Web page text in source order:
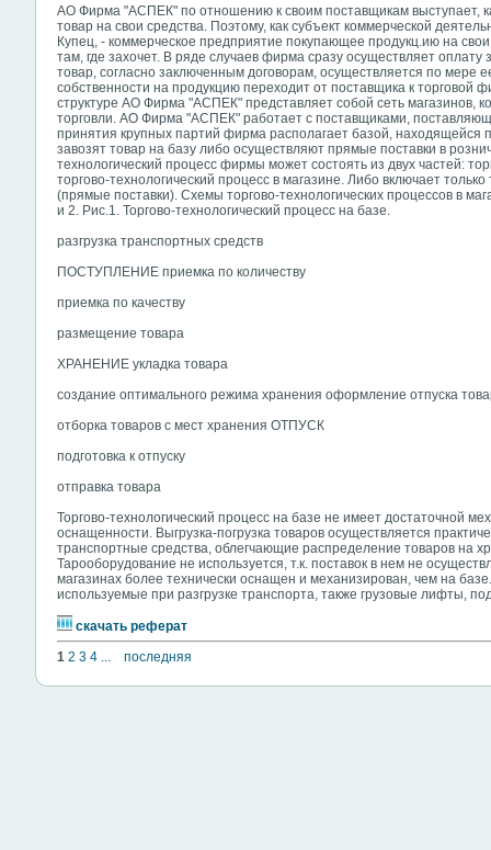
АО Фирма "АСПЕК" по отношению к своим поставщикам выступает,
товар на свои средства. Поэтому, как субъект коммерческой
Купец, - коммерческое предприятие покупающее продукц.ию на
там, где захочет. В ряде случаев фирма сразу осуществляет оплату
товар, согласно заключенным договорам, осуществляется по мере
собственности на продукцию переходит от поставщика к торговой
структуре АО Фирма "АСПЕК" представляет собой сеть магазинов,
торговли. АО Фирма "АСПЕК" работает с поставщиками,
принятия крупных партий фирма располагает базой, находящейся
завозят товар на базу либо осуществляют прямые поставки в
технологический процесс фирмы может состоять из двух частей:
торгово-технологический процесс в магазине. Либо включает
(прямые поставки). Схемы торгово-технологических процессов в
и 2. Рис.1. Торгово-технологический процесс на базе.
разгрузка транспортных средств
ПОСТУПЛЕНИЕ приемка по количеству
приемка по качеству
размещение товара
ХРАНЕНИЕ укладка товара
создание оптимального режима хранения оформление отпуска
отборка товаров с мест хранения ОТПУСК
подготовка к отпуску
отправка товара
Торгово-технологический процесс на базе не имеет достаточной
оснащенности. Выгрузка-погрузка товаров осуществляется
транспортные средства, облегчающие распределение товаров на
Тарооборудование не используется, т.к. поставок в нем не
магазинах более технически оснащен и механизирован, чем на
используемые при разгрузке транспорта, также грузовые лифты,
скачать реферат
1 2 3 4 ... последняя